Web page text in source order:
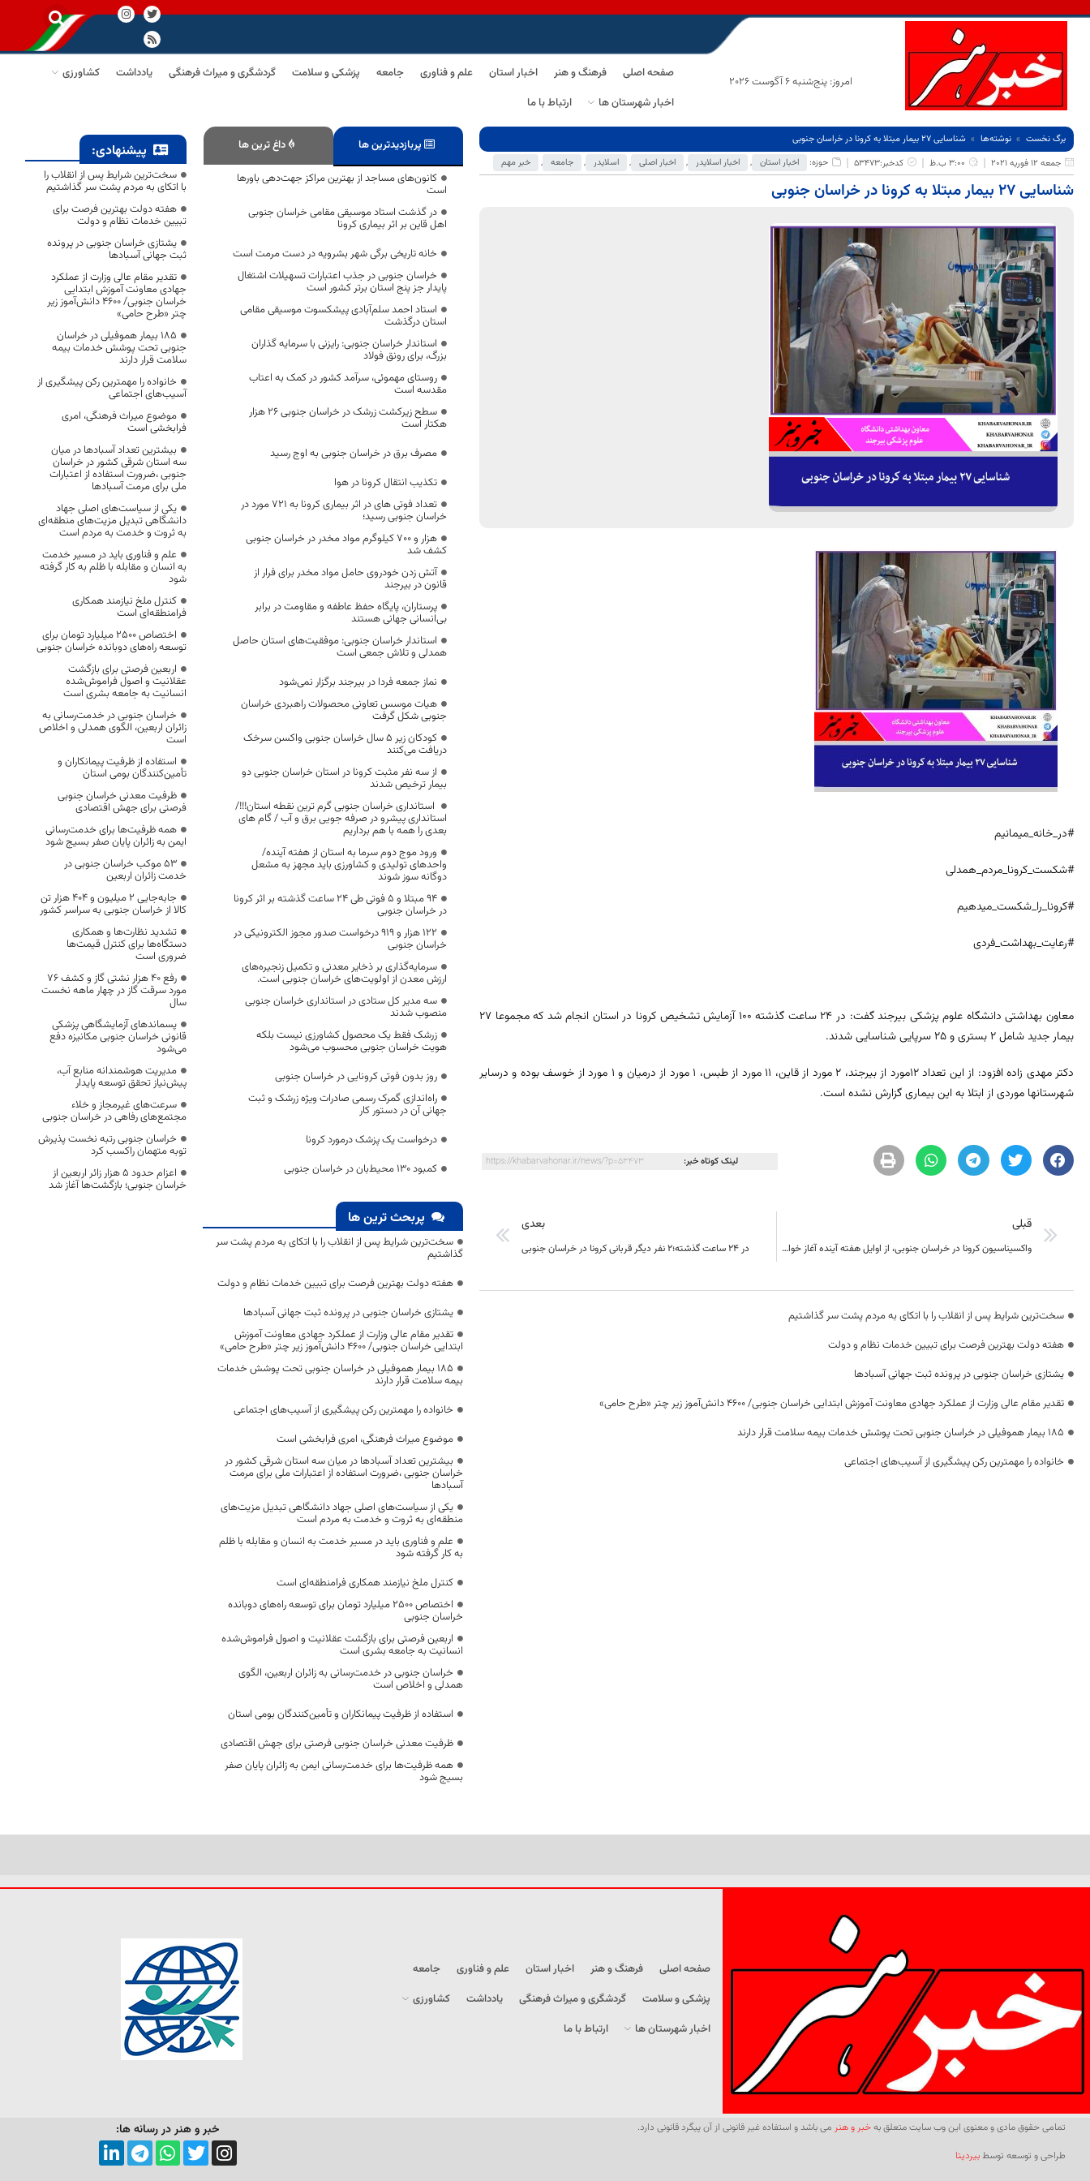
امروز: پنج‌شنبه 6 آگوست 2026
صفحه اصلی فرهنگ و هنر اخبار استان علم و فناوری جامعه پزشکی و سلامت گردشگری و میراث فرهنگی یادداشت
کشاورزی
اخبار شهرستان ها
ارتباط با ما
برگ نخست نوشته‌ها
شناسایی 27 بیمار مبتلا به کرونا در خراسان جنوبی
جمعه 12 فوریه 2021
3:00 ب.ظ کدخبر:53473 حوزه: اخبار استان , اخبار اسلایدر , اخبار اصلی , اسلایدر , جامعه , خبر مهم
شناسایی 27 بیمار مبتلا به کرونا در خراسان جنوبی
#در_خانه_میمانیم
#شکست_کرونا_مردم_همدلی
#کرونا_را_شکست_میدهیم
#رعایت_بهداشت_فردی
معاون بهداشتی دانشگاه علوم پزشکی بیرجند گفت: در ۲۴ ساعت گذشته 100 آزمایش تشخیص کرونا در استان انجام شد که مجموعا 27
بیمار جدید شامل 2 بستری و 25 سرپایی شناسایی شدند.
دکتر مهدی زاده افزود: از این تعداد 12مورد از بیرجند، 2 مورد از قاین، 11 مورد از طبس، 1 مورد از درمیان و 1 مورد از خوسف بوده و درسایر
شهرستانها موردی از ابتلا به این بیماری گزارش نشده است.
لینک کوتاه خبر: https://khabarvahonar.ir/news/?p=53473
قبلی
واکسیناسیون کرونا در خراسان جنوبی، از اوایل هفته آینده آغاز خواهد شد.
بعدی
در 24 ساعت گذشته؛2 نفر دیگر قربانی کرونا در خراسان جنوبی
سخت‌ترین شرایط پس از انقلاب را با اتکای به مردم پشت سر گذاشتیم
هفته دولت بهترین فرصت برای تبیین خدمات نظام و دولت
یشتازی خراسان جنوبی در پرونده ثبت جهانی آسبادها
تقدیر مقام عالی وزارت از عملکرد جهادی معاونت آموزش ابتدایی خراسان جنوبی/ ۴۶۰۰ دانش‌آموز زیر چتر «طرح حامی»
۱۸۵ بیمار هموفیلی در خراسان جنوبی تحت پوشش خدمات بیمه سلامت قرار دارند
خانواده را مهمترین رکن پیشگیری از آسیب‌های اجتماعی
پربازدیدترین ها داغ ترین ها
کانون‌های مساجد از بهترین مراکز جهت‌دهی باورها
است
در گذشت استاد موسیقی مقامی خراسان جنوبی
اهل قاین بر اثر بیماری کرونا
خانه تاریخی برگی شهر بشرویه در دست مرمت است
خراسان جنوبی در جذب اعتبارات تسهیلات اشتغال
پایدار جز پنج استان برتر کشور است
استاد احمد سلم‌آبادی پیشکسوت موسیقی مقامی
استان درگذشت
استاندار خراسان جنوبی: رایزنی با سرمایه گذاران
بزرگ، برای رونق فولاد
روستای مهموئی، سرآمد کشور در کمک به اعتاب
مقدسه است
سطح زیرکشت زرشک در خراسان جنوبی ۲۶ هزار
هکتار است
مصرف برق در خراسان جنوبی به اوج رسید
تکذیب انتقال کرونا در هوا
تعداد فوتی های در اثر بیماری کرونا به 721 مورد در
خراسان جنوبی رسید؛
هزار و ۷۰۰ کیلوگرم مواد مخدر در خراسان جنوبی
کشف شد
آتش زدن خودروی حامل مواد مخدر برای فرار از
قانون در بیرجند
پرستاران، پایگاه حفظ عاطفه و مقاومت در برابر
بی‌انسانی جهانی هستند
استاندار خراسان جنوبی: موفقیت‌های استان حاصل
همدلی و تلاش جمعی است
نماز جمعه فردا در بیرجند برگزار نمی‌شود
هیات موسس تعاونی محصولات راهبردی خراسان‌
جنوبی شکل گرفت
کودکان زیر ۵ سال خراسان جنوبی واکسن سرخک
دریافت می‌کنند
از سه نفر مثبت کرونا در استان خراسان جنوبی دو
بیمار ترخیص شدند
استانداری خراسان جنوبی گرم ترین نقطه استان!!!/
استانداری پیشرو در صرفه جویی برق و آب / گام های
بعدی را همه با هم برداریم
ورود موج دوم سرما به استان از هفته آینده/
واحدهای تولیدی و کشاورزی باید مجهز به مشعل
دوگانه سوز شوند
94 مبتلا و 5 فوتی طی 24 ساعت گذشته بر اثر کرونا
در خراسان جنوبی
۱۲۲ هزار و ۹۱۹ درخواست صدور مجوز الکترونیکی در
خراسان جنوبی
سرمایه‌گذاری بر ذخایر معدنی و تکمیل زنجیره‌های
ارزش معدن از اولویت‌های خراسان جنوبی است.
سه مدیر کل ستادی در استانداری خراسان جنوبی
منصوب شدند
زرشک فقط یک محصول کشاورزی نیست بلکه
هویت خراسان جنوبی محسوب می‌شود
روز بدون فوتی کرونایی در خراسان جنوبی
راه‌اندازی گمرک رسمی صادرات ویژه زرشک و ثبت
جهانی آن در دستور کار
درخواست یک پزشک درمورد کرونا
کمبود ۱۳۰ محیط‌بان در خراسان جنوبی
پربحث ترین ها
سخت‌ترین شرایط پس از انقلاب را با اتکای به مردم پشت سر
گذاشتیم
هفته دولت بهترین فرصت برای تبیین خدمات نظام و دولت
یشتازی خراسان جنوبی در پرونده ثبت جهانی آسبادها
تقدیر مقام عالی وزارت از عملکرد جهادی معاونت آموزش
ابتدایی خراسان جنوبی/ ۴۶۰۰ دانش‌آموز زیر چتر «طرح حامی»
۱۸۵ بیمار هموفیلی در خراسان جنوبی تحت پوشش خدمات
بیمه سلامت قرار دارند
خانواده را مهمترین رکن پیشگیری از آسیب‌های اجتماعی
موضوع میراث فرهنگی، امری فرابخشی است
بیشترین تعداد آسبادها در میان سه استان شرقی کشور در
خراسان جنوبی ،ضرورت استفاده از اعتبارات ملی برای مرمت
آسبادها
یکی از سیاست‌های اصلی جهاد دانشگاهی تبدیل مزیت‌های
منطقه‌ای به ثروت و خدمت به مردم است
علم و فناوری باید در مسیر خدمت به انسان و مقابله با ظلم
به کار گرفته شود
کنترل ملخ نیازمند همکاری فرامنطقه‌ای است
اختصاص 2500 میلیارد تومان برای توسعه راه‌های دوبانده
خراسان جنوبی
اربعین فرصتی برای بازگشت عقلانیت و اصول فراموش‌شده
انسانیت به جامعه بشری است
خراسان جنوبی در خدمت‌رسانی به زائران اربعین، الگوی
همدلی و اخلاص است
استفاده از ظرفیت پیمانکاران و تأمین‌کنندگان بومی استان
ظرفیت معدنی خراسان جنوبی فرصتی برای جهش اقتصادی
همه ظرفیت‌ها برای خدمت‌رسانی ایمن به زائران پایان صفر
بسیج شود
پیشنهادی:
سخت‌ترین شرایط پس از انقلاب را
با اتکای به مردم پشت سر گذاشتیم
هفته دولت بهترین فرصت برای
تبیین خدمات نظام و دولت
یشتازی خراسان جنوبی در پرونده
ثبت جهانی آسبادها
تقدیر مقام عالی وزارت از عملکرد
جهادی معاونت آموزش ابتدایی
خراسان جنوبی/ ۴۶۰۰ دانش‌آموز زیر
چتر «طرح حامی»
۱۸۵ بیمار هموفیلی در خراسان
جنوبی تحت پوشش خدمات بیمه
سلامت قرار دارند
خانواده را مهمترین رکن پیشگیری از
آسیب‌های اجتماعی
موضوع میراث فرهنگی، امری
فرابخشی است
بیشترین تعداد آسبادها در میان
سه استان شرقی کشور در خراسان
جنوبی ،ضرورت استفاده از اعتبارات
ملی برای مرمت آسبادها
یکی از سیاست‌های اصلی جهاد
دانشگاهی تبدیل مزیت‌های منطقه‌ای
به ثروت و خدمت به مردم است
علم و فناوری باید در مسیر خدمت
به انسان و مقابله با ظلم به کار گرفته
شود
کنترل ملخ نیازمند همکاری
فرامنطقه‌ای است
اختصاص 2500 میلیارد تومان برای
توسعه راه‌های دوبانده خراسان جنوبی
اربعین فرصتی برای بازگشت
عقلانیت و اصول فراموش‌شده
انسانیت به جامعه بشری است
خراسان جنوبی در خدمت‌رسانی به
زائران اربعین، الگوی همدلی و اخلاص
است
استفاده از ظرفیت پیمانکاران و
تأمین‌کنندگان بومی استان
ظرفیت معدنی خراسان جنوبی
فرصتی برای جهش اقتصادی
همه ظرفیت‌ها برای خدمت‌رسانی
ایمن به زائران پایان صفر بسیج شود
53 موکب خراسان جنوبی در
خدمت زائران اربعین
جابه‌جایی 2 میلیون و 404 هزار تن
کالا از خراسان جنوبی به سراسر کشور
تشدید نظارت‌ها و همکاری
دستگاه‌ها برای کنترل قیمت‌ها
ضروری است
رفع 40 هزار نشتی گاز و کشف 76
مورد سرقت گاز در چهار ماهه نخست
سال
پسماندهای آزمایشگاهی پزشکی
قانونی خراسان جنوبی مکانیزه دفع
می‌شود
مدیریت هوشمندانه منابع آب،
پیش‌نیاز تحقق توسعه پایدار
سرعت‌های غیرمجاز و خلاء
مجتمع‌های رفاهی در خراسان جنوبی
خراسان جنوبی رتبه نخست پذیرش
توبه متهمان راکسب کرد
اعزام حدود 5 هزار زائر اربعین از
خراسان جنوبی؛ بازگشت‌ها آغاز شد
صفحه اصلی فرهنگ و هنر اخبار استان علم و فناوری
جامعه
پزشکی و سلامت
گردشگری و میراث فرهنگی یادداشت
کشاورزی
اخبار شهرستان ها
ارتباط با ما
تمامی حقوق مادی و معنوی این وب سایت متعلق بهخبر و هنر می باشد و استفاده غیر قانونی از آن پیگرد قانونی دارد.
طراحی و توسعه توسطبیردیتا
خبر و هنر در رسانه ها: